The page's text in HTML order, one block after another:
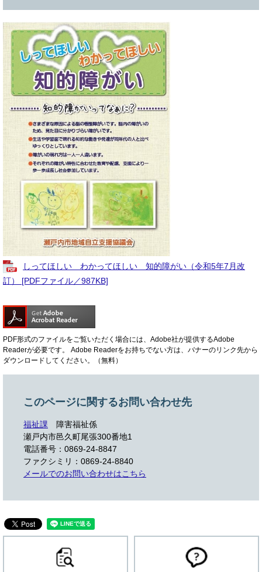
しってほしい わかってほしい 知的障がい（令和5年7月改
訂） [PDFファイル／987KB]
PDF形式のファイルをご覧いただく場合には、Adobe社が提供するAdobe
Readerが必要です。
Adobe Readerをお持ちでない方は、バナーのリンク先から
ダウンロードしてください。（無料）
このページに関するお問い合わせ先
福祉課
障害福祉係
瀬戸内市邑久町尾張300番地1
電話番号：0869-24-8847
ファクシミリ：0869-24-8840
メールでのお問い合わせはこちら